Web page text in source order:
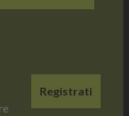
Registrati